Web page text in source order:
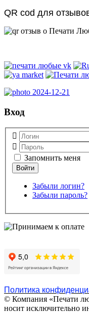
QR cod для
Вход
Запомнить меня
Забыли логин?
Забыли пароль?
Политика
© Компания «Печати
носит исключительно